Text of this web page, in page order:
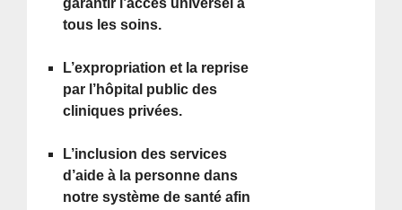
garantir l’accès universel à
tous les soins.
L’expropriation et la reprise
par l’hôpital public des
cliniques privées.
L’inclusion des services
d’aide à la personne dans
notre système de santé afin